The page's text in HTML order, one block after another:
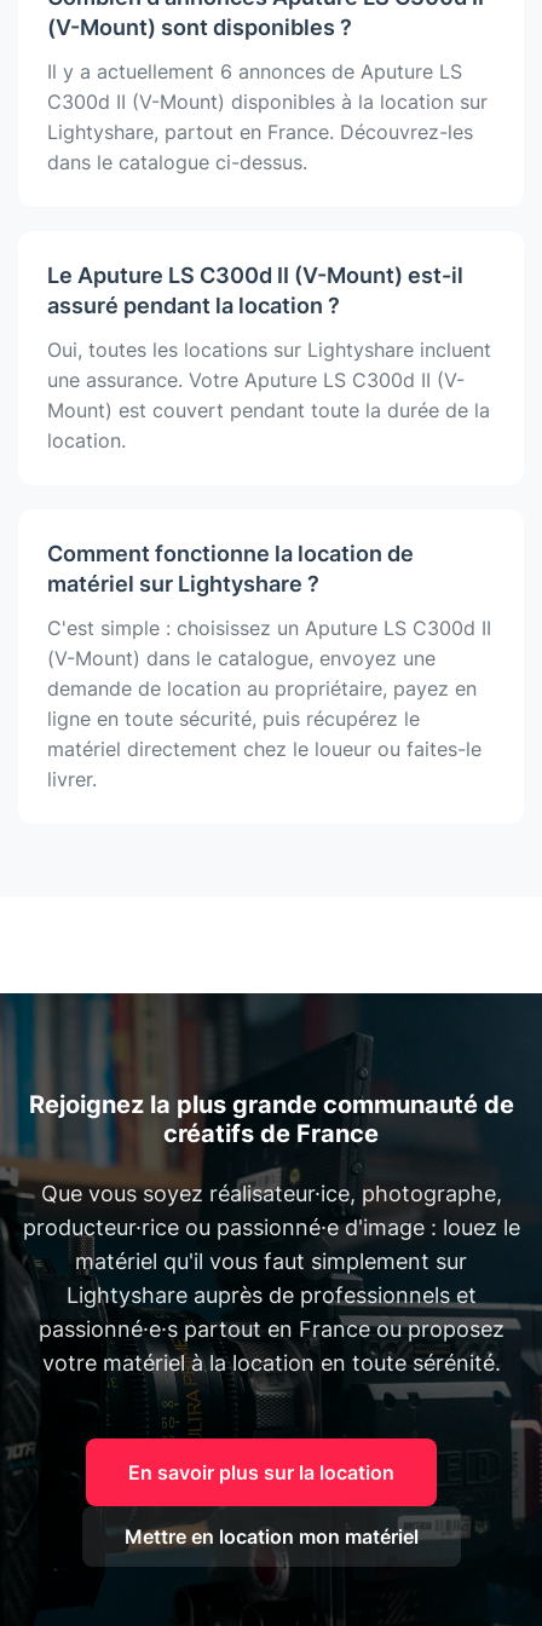
(V-Mount) sont disponibles ?
Il y a actuellement 6 annonces de Aputure LS
C300d II (V-Mount) disponibles à la location sur
Lightyshare, partout en France. Découvrez-les
dans le catalogue ci-dessus.
Le Aputure LS C300d II (V-Mount) est-il
assuré pendant la location ?
Oui, toutes les locations sur Lightyshare incluent
une assurance. Votre Aputure LS C300d II (V-
Mount) est couvert pendant toute la durée de la
location.
Comment fonctionne la location de
matériel sur Lightyshare ?
C'est simple : choisissez un Aputure LS C300d II
(V-Mount) dans le catalogue, envoyez une
demande de location au propriétaire, payez en
ligne en toute sécurité, puis récupérez le
matériel directement chez le loueur ou faites-le
livrer.
Rejoignez la plus grande communauté de
créatifs de France
Que vous soyez réalisateur·ice, photographe,
producteur·rice ou passionné·e d'image : louez le
matériel qu'il vous faut simplement sur
Lightyshare auprès de professionnels et
passionné·e·s partout en France ou proposez
votre matériel à la location en toute sérénité.
En savoir plus sur la location
Mettre en location mon matériel